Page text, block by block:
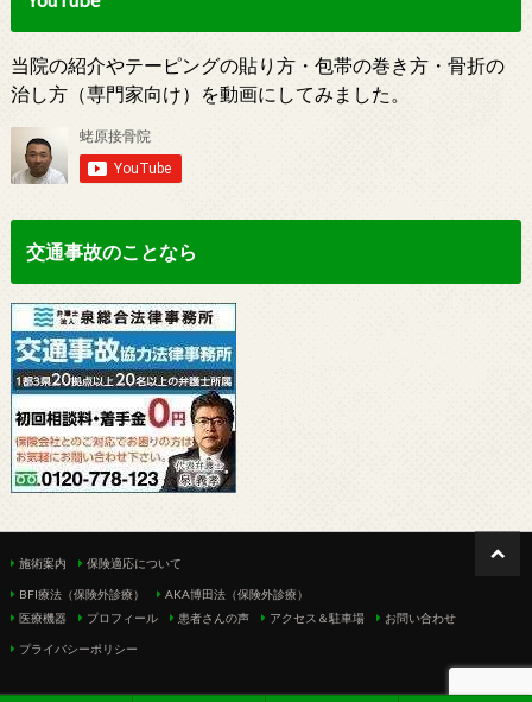
当院の紹介やテーピングの貼り方・包帯の巻き方・骨折の
治し方（専門家向け）を動画にしてみました。
交通事故のことなら
施術案内 保険適応について
BFI療法（保険外診療）
AKA博田法（保険外診療）
医療機器
プロフィール 患者さんの声 アクセス＆駐車場 お問い合わせ
プライバシーポリシー